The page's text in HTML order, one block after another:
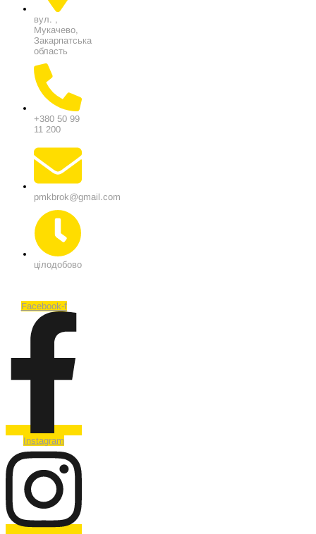
вул. ,
Мукачево,
Закарпатська
область
+380 50 99
11 200
pmkbrok@gmail.com
цілодобово
Facebook-f
Instagram